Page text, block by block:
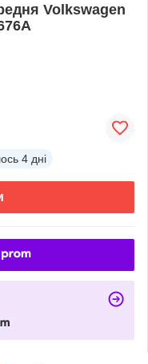
Volkswagen
4 дні